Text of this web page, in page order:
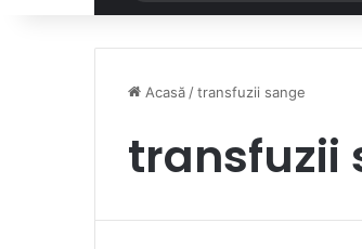
Acasă /transfuzii sange
transfuzii